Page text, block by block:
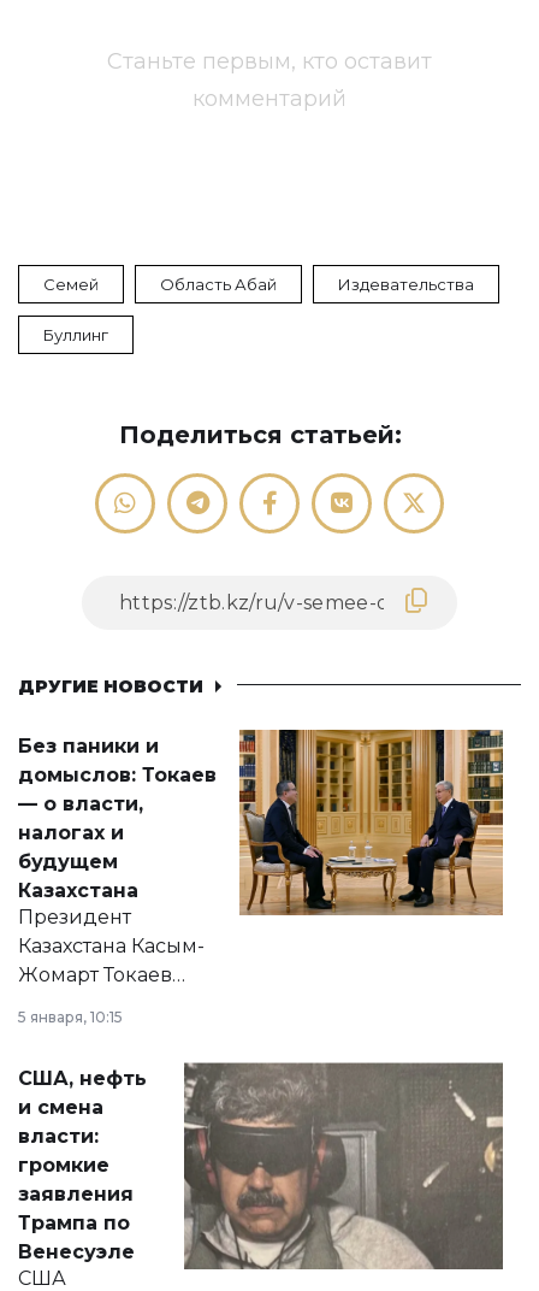
Станьте первым, кто оставит
комментарий
Семей Область Абай Издевательства
Буллинг
Поделиться статьей:
ДРУГИЕ НОВОСТИ
Без паники и
домыслов: Токаев
— о власти,
налогах и
будущем
Казахстана
Президент
Казахстана Касым-
Жомарт Токаев
сразу несколько
актуальных тем —
от слухов о
политических
реформах до
вопросов армии,
экономики и
личного здоровья.
5 января, 10:15
США, нефть
и смена
власти:
громкие
заявления
Трампа по
Венесуэле
США